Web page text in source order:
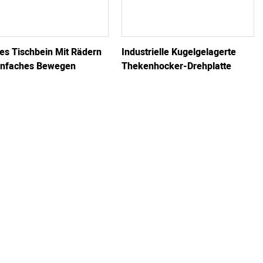
Tischbein Mit Rädern
Bewegen
Industrielle Kugelgelagerte
Thekenhocker-Drehplatte